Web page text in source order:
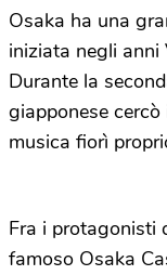
Osaka ha una
iniziata negli anni
Durante la
giapponese
musica fiorì
Fra i protagonisti
famoso Osaka